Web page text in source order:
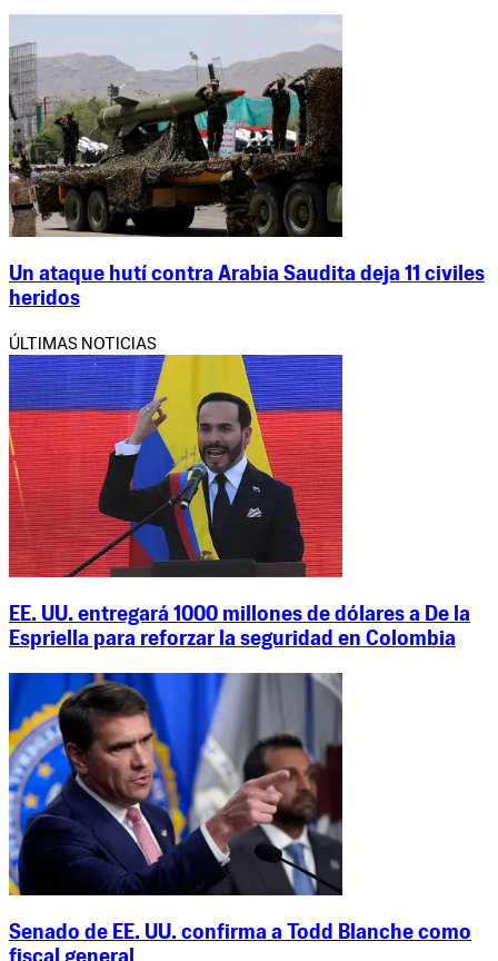
Un ataque hutí contra Arabia Saudita deja 11 civiles
heridos
ÚLTIMAS NOTICIAS
EE. UU. entregará 1000 millones de dólares a De la
Espriella para reforzar la seguridad en Colombia
Senado de EE. UU. confirma a Todd Blanche como